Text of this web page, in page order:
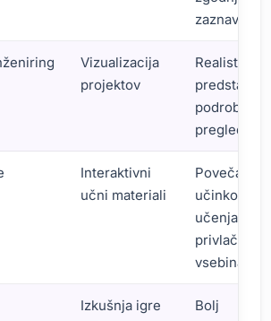
zaznave
Vizualizacija
projektov
Realistične
podrobni
pregledi
Interaktivni
učni materiali
Povečana
učenja,
privlačna
vsebina
Izkušnja igre
Bolj